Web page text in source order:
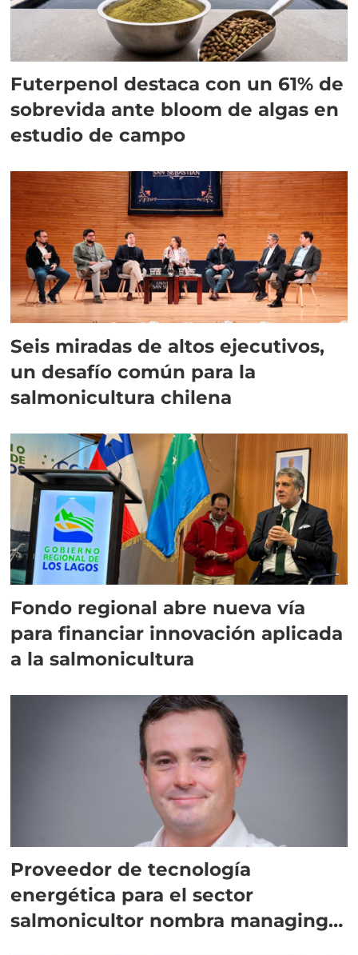
Futerpenol destaca con un 61% de
sobrevida ante bloom de algas en
estudio de campo
Seis miradas de altos ejecutivos,
un desafío común para la
salmonicultura chilena
Fondo regional abre nueva vía
para financiar innovación aplicada
a la salmonicultura
Proveedor de tecnología
energética para el sector
salmonicultor nombra managing